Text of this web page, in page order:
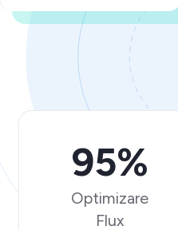
95%
Optimizare
Flux